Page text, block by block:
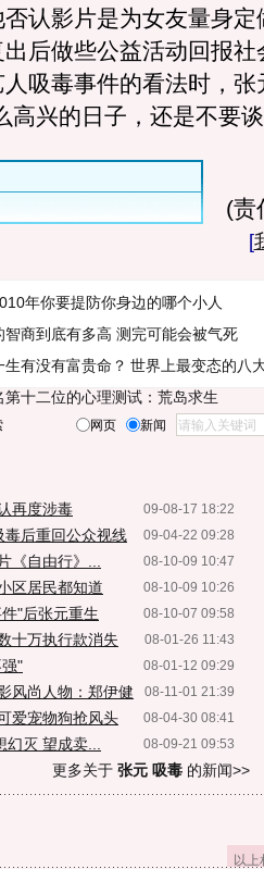
认影片是为女友量身定
后做些公益活动回报社
人吸毒事件的看法时，张
高兴的日子，还是不要
(责
[
年你要提防你身边的哪个小人
智商到底有多高 测完可能会被气死
生有没有富贵命？ 世界上最变态的八
第十二位的心理测试：荒岛求生
网页 新闻
09-08-17 18:22
再度涉毒
09-04-22 09:28
毒后重回公众视线
08-10-09 10:47
《自由行》...
08-10-09 10:26
区居民都知道
08-10-07 09:58
"后张元重生
08-01-26 11:43
十万执行款消失
08-01-12 09:29
"
08-11-01 21:39
风尚人物：郑伊健
08-04-30 08:41
爱宠物狗抢风头
08-09-21 09:53
灭 望成卖...
更多关于 张元 吸毒 的新闻>>
以